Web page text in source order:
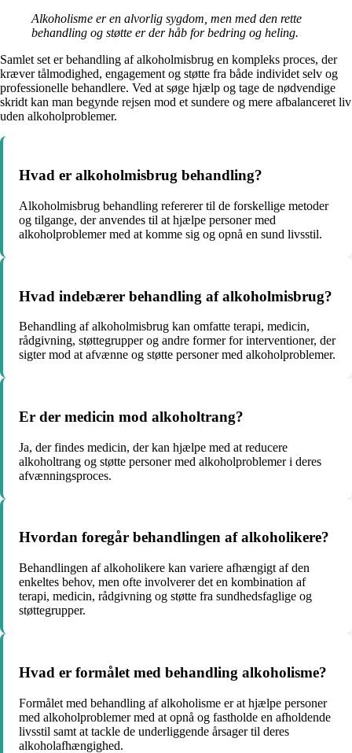
Alkoholisme er en alvorlig sygdom, men med den rette
behandling og støtte er der håb for bedring og heling.
Samlet set er behandling af alkoholmisbrug en kompleks proces, der
kræver tålmodighed, engagement og støtte fra både individet selv og
professionelle behandlere. Ved at søge hjælp og tage de nødvendige
skridt kan man begynde rejsen mod et sundere og mere afbalanceret liv
uden alkoholproblemer.
Hvad er alkoholmisbrug behandling?
Alkoholmisbrug behandling refererer til de forskellige metoder
og tilgange, der anvendes til at hjælpe personer med
alkoholproblemer med at komme sig og opnå en sund livsstil.
Hvad indebærer behandling af alkoholmisbrug?
Behandling af alkoholmisbrug kan omfatte terapi, medicin,
rådgivning, støttegrupper og andre former for interventioner, der
sigter mod at afvænne og støtte personer med alkoholproblemer.
Er der medicin mod alkoholtrang?
Ja, der findes medicin, der kan hjælpe med at reducere
alkoholtrang og støtte personer med alkoholproblemer i deres
afvænningsproces.
Hvordan foregår behandlingen af alkoholikere?
Behandlingen af alkoholikere kan variere afhængigt af den
enkeltes behov, men ofte involverer det en kombination af
terapi, medicin, rådgivning og støtte fra sundhedsfaglige og
støttegrupper.
Hvad er formålet med behandling alkoholisme?
Formålet med behandling af alkoholisme er at hjælpe personer
med alkoholproblemer med at opnå og fastholde en afholdende
livsstil samt at tackle de underliggende årsager til deres
alkoholafhængighed.